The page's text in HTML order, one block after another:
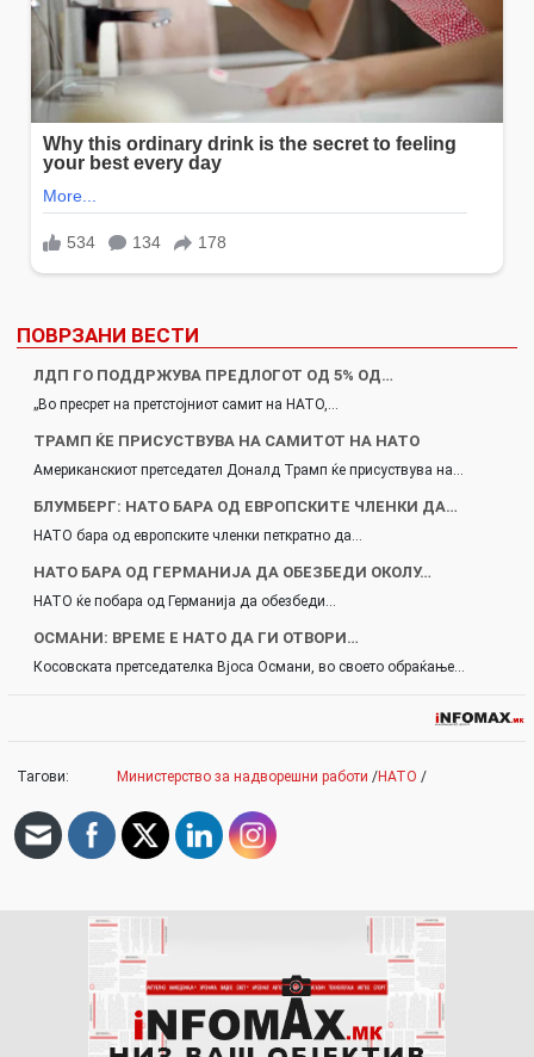
ПОВРЗАНИ ВЕСТИ
ЛДП ГО ПОДДРЖУВА ПРЕДЛОГОТ ОД 5% ОД…
„Во пресрет на претстојниот самит на НАТО,…
ТРАМП ЌЕ ПРИСУСТВУВА НА САМИТОТ НА НАТО
Американскиот претседател Доналд Трамп ќе присуствува на…
БЛУМБЕРГ: НАТО БАРА ОД ЕВРОПСКИТЕ ЧЛЕНКИ ДА…
НАТО бара од европските членки петкратно да…
НАТО БАРА ОД ГЕРМАНИЈА ДА ОБЕЗБЕДИ ОКОЛУ…
НАТО ќе побара од Германија да обезбеди…
ОСМАНИ: ВРЕМЕ Е НАТО ДА ГИ ОТВОРИ…
Косовската претседателка Вјоса Османи, во своето обраќање…
Тагови: Министерство за надворешни работи /НАТО /